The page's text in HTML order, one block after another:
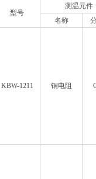
型号
测温元件
名称
KBW-1211 铜电阻